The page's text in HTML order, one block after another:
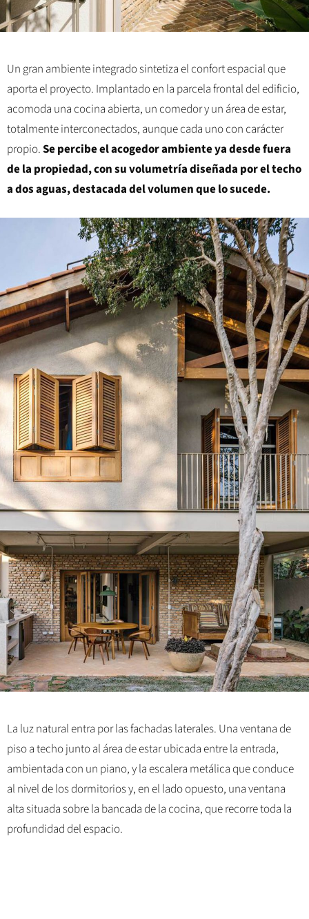
Un gran ambiente integrado sintetiza el confort espacial que
aporta el proyecto. Implantado en la parcela frontal del edificio,
acomoda una cocina abierta, un comedor y un área de estar,
totalmente interconectados, aunque cada uno con carácter
propio. Se percibe el acogedor ambiente ya desde fuera
de la propiedad, con su volumetría diseñada por el techo
a dos aguas, destacada del volumen que lo sucede.
La luz natural entra por las fachadas laterales. Una ventana de
piso a techo junto al área de estar ubicada entre la entrada,
ambientada con un piano, y la escalera metálica que conduce
al nivel de los dormitorios y, en el lado opuesto, una ventana
alta situada sobre la bancada de la cocina, que recorre toda la
profundidad del espacio.